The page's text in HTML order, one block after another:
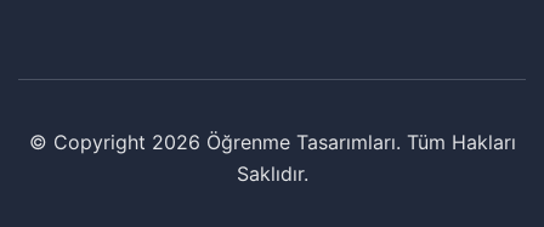
© Copyright 2026 Öğrenme Tasarımları. Tüm Hakları
Saklıdır.